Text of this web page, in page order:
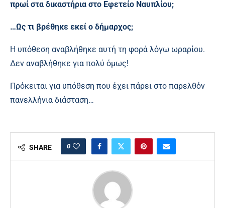
πρωί στα δικαστήρια στο Εφετείο Ναυπλίου;
…Ως τι βρέθηκε εκεί ο δήμαρχος;
Η υπόθεση αναβλήθηκε αυτή τη φορά λόγω ωραρίου.
Δεν αναβλήθηκε για πολύ όμως!
Πρόκειται για υπόθεση που έχει πάρει στο παρελθόν
πανελλήνια διάσταση…
SHARE 0